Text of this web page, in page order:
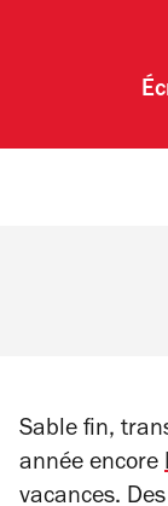
Sable fin,
année encore
vacances.